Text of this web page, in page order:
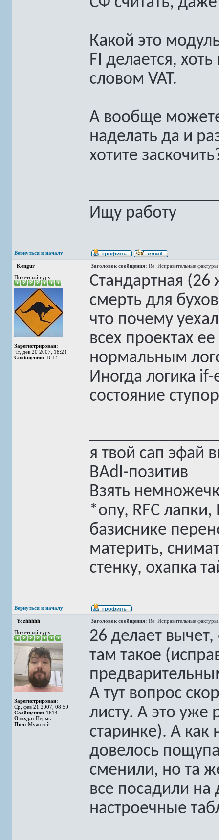
Какой это
FI делается,
словом VAT.
А вообще
наделать да и
хотите
Ищу работу
Вернуться к началу
Kengur Заголовок сообщения: Re: Исправительные фактуры
Почетный гуру
Зарегистрирован:
Чт, дек 20 2007, 18:21
Сообщения: 1613
Стандартная (26
смерть для
что почему
всех проектах
нормальным
Иногда логика
состояние
я твой сап эфай
BAdI-позитив
Взять
*опу, RFC
базиснике
материть,
стенку, охапка
Вернуться к началу
Yozhhhhh Заголовок сообщения: Re: Исправительные фактуры
Почетный гуру
Зарегистрирован:
Ср, фев 21 2007, 08:50
Сообщения: 1614
Откуда: Пермь
Пол: Мужской
26 делает
там такое
А тут вопрос
листу. А это уже
старинке). А как
довелось
сменили, но та
все посадили на
настроечные